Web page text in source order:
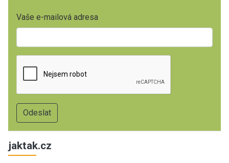
Vaše e-mailová adresa
jaktak.cz